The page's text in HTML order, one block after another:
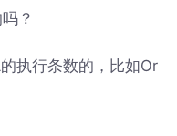
？
执行条数的，比如Or